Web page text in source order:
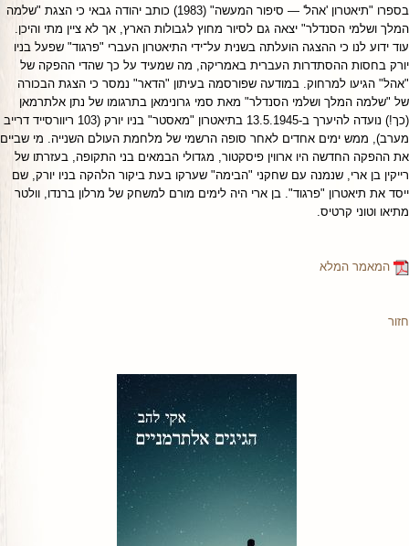
בספרו "תיאטרון 'אהל' — סיפור המעשה" (1983) כותב יהודה גבאי כי הצגת "שלמה
המלך ושלמי הסנדלר" יצאה גם לסיור מחוץ לגבולות הארץ, אך לא ציין מתי והיכן.
עוד ידוע לנו כי ההצגה הועלתה בשנית על־ידי התיאטרון העברי "פרגוד" שפעל בניו
יורק בחסות ההסתדרות העברית באמריקה, מה שמעיד על כך שהדי ההפקה של
"אהל" הגיעו למרחוק. במודעה שפורסמה בעיתון "הדאר" נמסר כי הצגת הבכורה
של "שלמה המלך ושלמי הסנדלר" מאת סמי גרונימאן בתרגומו של נתן אלתרמאן
(כך!) נועדה להיערך ב-13.5.1945 בתיאטרון "מאסטר" בניו יורק (103 ריוורסייד דרייב
מערב), ממש ימים אחדים לאחר סופה הרשמי של מלחמת העולם השנייה. מי שביים
את ההפקה החדשה היו ארווין פיסקטור, מגדולי הבמאים בני התקופה, בעזרתו של
רייקין בן ארי, שנמנה עם שחקני "הבימה" שערקו בעת ביקור הלהקה בניו יורק, שם
ייסד את תיאטרון "פרגוד". בן ארי היה לימים מורם למשחק של מרלון ברנדו, וולטר
מתיאו וטוני קרטיס.
המאמר המלא
חזור